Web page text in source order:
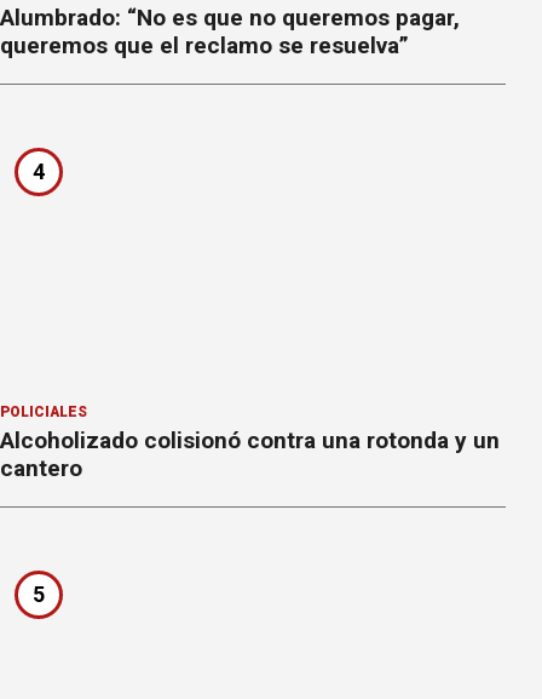
Alumbrado: “No es que no queremos pagar,
queremos que el reclamo se resuelva”
4
POLICIALES
Alcoholizado colisionó contra una rotonda y un
cantero
5